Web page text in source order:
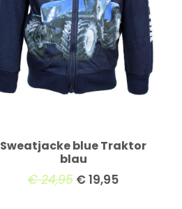
Sweatjacke blue Traktor
blau
€24,95 €19,95